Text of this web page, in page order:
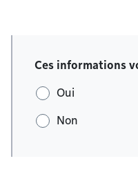
Ces informations
Oui
Non